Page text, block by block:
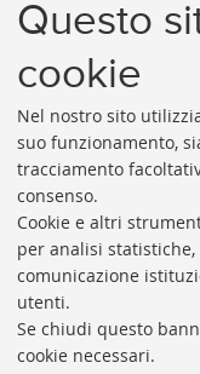
Questo
cookie
Nel nostro sito
suo funzionamento,
tracciamento
consenso.
Cookie e altri
per analisi
comunicazione
utenti.
Se chiudi questo
cookie necessari.
Prestito non
Consultazione non